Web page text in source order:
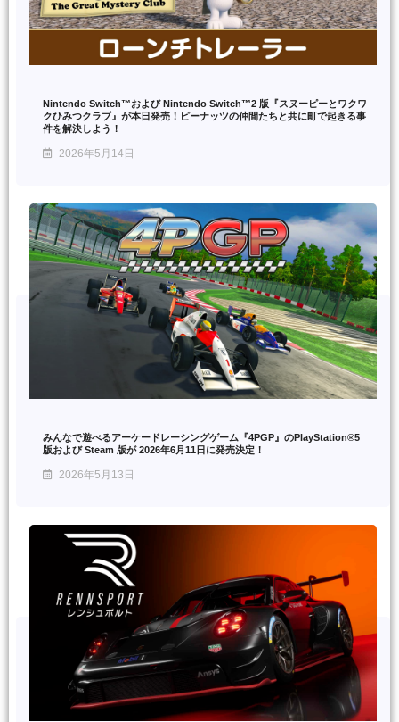
Nintendo Switch™および Nintendo Switch™2 版『スヌーピーとワクワ
クひみつクラブ』が本日発売！ピーナッツの仲間たちと共に町で起きる事
件を解決しよう！
2026年5月14日
みんなで遊べるアーケードレーシングゲーム『4PGP』のPlayStation®5
版および Steam 版が 2026年6月11日に発売決定！
2026年5月13日